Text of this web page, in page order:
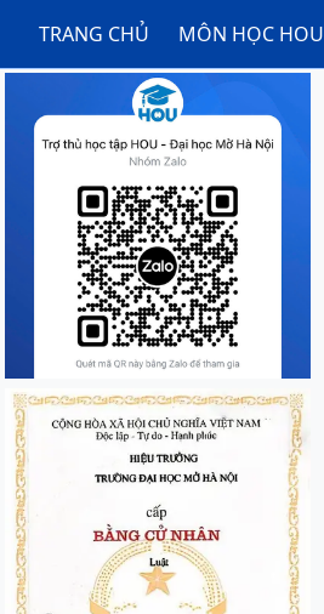
TRANG CHỦ MÔN HỌC HOU